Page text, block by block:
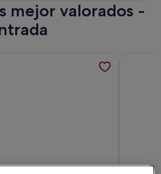
mejor valorados -
APARTAMENTO